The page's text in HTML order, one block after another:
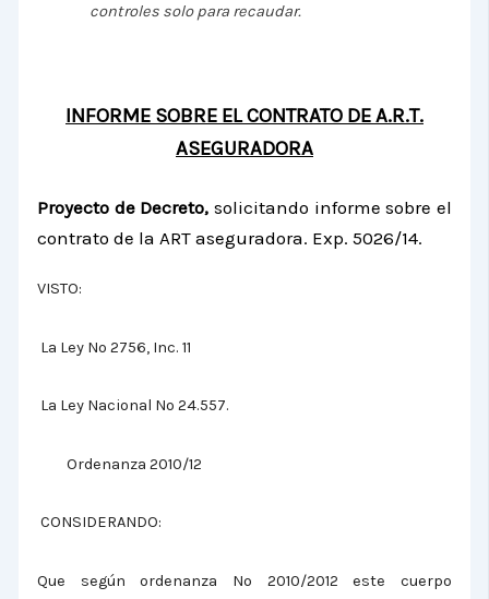
controles solo para recaudar.
INFORME SOBRE EL CONTRATO DE A.R.T.
ASEGURADORA
Proyecto de Decreto, solicitando informe sobre el
contrato de la ART aseguradora. Exp. 5026/14.
VISTO:
La Ley Nº 2756, Inc. 11
La Ley Nacional Nº 24.557.
Ordenanza 2010/12
CONSIDERANDO:
Que según ordenanza Nº 2010/2012 este cuerpo